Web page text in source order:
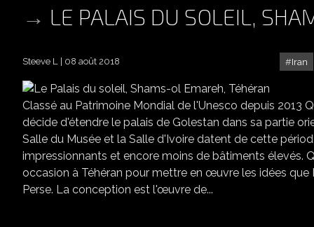
LE PALAIS DU SOLEIL,
Iran
Steeve L 08 août 2018
Classé au Patrimoine Mondial de l'Unesco depuis 2013
décide d'étendre le palais de Golestan dans sa partie
Salle du Musée et la Salle d'Ivoire datent de cette
impressionnants et encore moins de bâtiments élevés.
occasion à Téhéran pour mettre en œuvre les idées que
Perse. La conception est l'œuvre de...